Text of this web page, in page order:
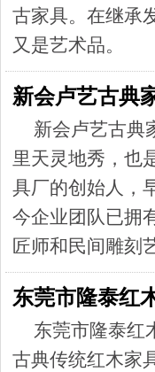
古家具。在继承
又是艺术品。
新会卢艺古典
新会卢艺古典
里天灵地秀，也
具厂的创始人，
今企业团队已拥
匠师和民间雕刻
东莞市隆泰红
东莞市隆泰红
古典传统红木家